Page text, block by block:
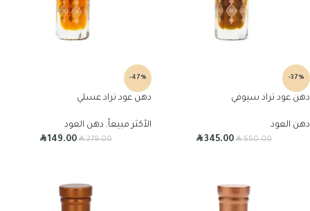
-37%
دهن عود تراد سيوفي
دهن العود
R550.00
R345.00
-47%
دهن عود تراد عسلي
الأكثر مبيعاً, دهن العود
R279.00
R149.00